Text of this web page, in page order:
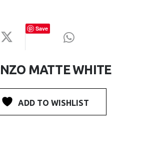
Save
MATTE WHITE
ADD TO WISHLIST